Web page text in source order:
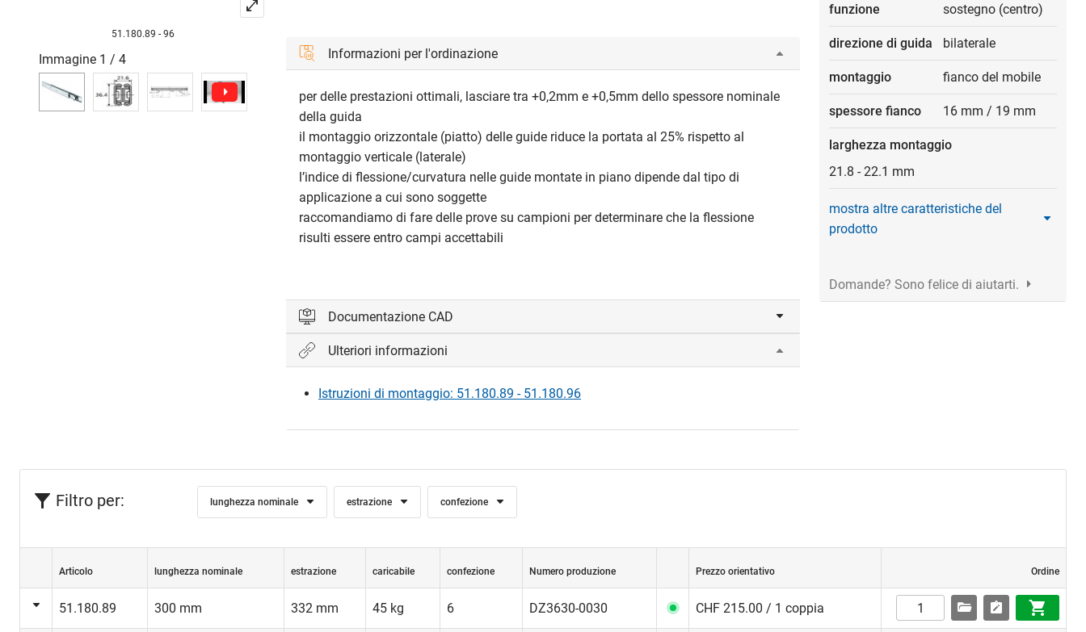
51.180.89 - 96
Immagine 1 / 4 Informazioni per l'ordinazione
per delle prestazioni ottimali, lasciare tra +0,2mm e +0,5mm dello spessore nominale
della guida
il montaggio orizzontale (piatto) delle guide riduce la portata al 25% rispetto al
montaggio verticale (laterale)
l’indice di flessione/curvatura nelle guide montate in piano dipende dal tipo di
applicazione a cui sono soggette
raccomandiamo di fare delle prove su campioni per determinare che la flessione
risulti essere entro campi accettabili
Documentazione CAD
Accedi per visualizzare e scaricare i file CAD.
Ulteriori informazioni
Istruzioni di montaggio: 51.180.89 - 51.180.96
funzione sostegno (centro)
direzione di guida bilaterale
montaggio fianco del mobile
spessore fianco 16 mm / 19 mm
larghezza montaggio
21.8 - 22.1 mm
mostra altre caratteristiche del
prodotto
Domande? Sono felice di aiutarti.
Filtro per: lunghezza nominale estrazione confezione
Articolo lunghezza nominale estrazione caricabile confezione Numero produzione Prezzo orientativo Ordine
51.180.89 300 mm 332 mm 45 kg 6 DZ3630-0030 CHF 215.00 / 1 coppia